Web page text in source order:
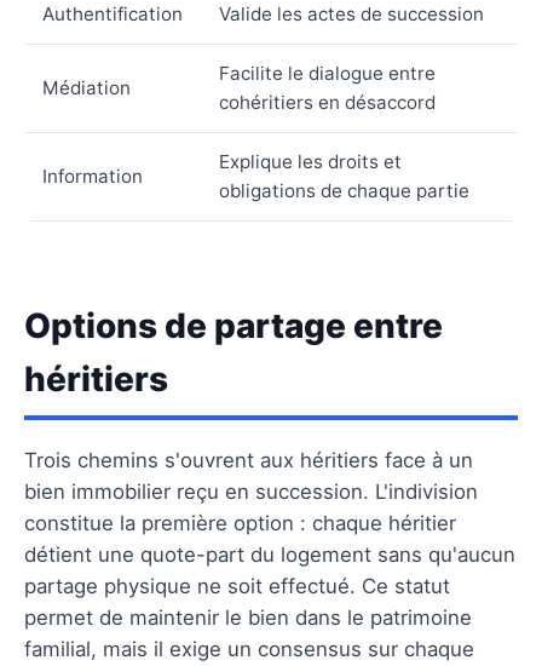
Authentification Valide les actes de succession
Médiation
Facilite le dialogue entre
cohéritiers en désaccord
Information
Explique les droits et
obligations de chaque partie
Options de partage entre
héritiers
Trois chemins s'ouvrent aux héritiers face à un
bien immobilier reçu en succession. L'indivision
constitue la première option : chaque héritier
détient une quote-part du logement sans qu'aucun
partage physique ne soit effectué. Ce statut
permet de maintenir le bien dans le patrimoine
familial, mais il exige un consensus sur chaque